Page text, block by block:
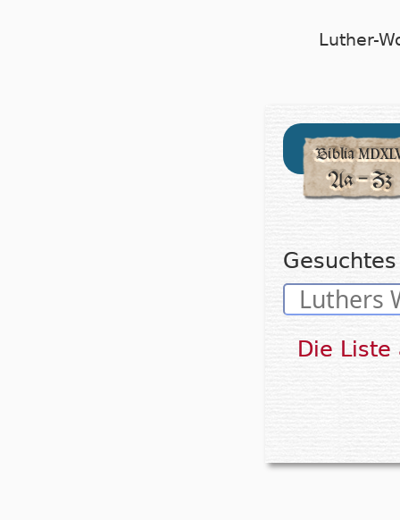
Luther-
Die